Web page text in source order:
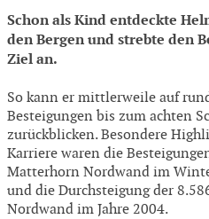
Schon als Kind entdeckte
den Bergen und strebte den
Ziel an.
So kann er mittlerweile auf
Besteigungen bis zum achten
zurückblicken. Besondere
Karriere waren die
Matterhorn Nordwand im
und die Durchsteigung der
Nordwand im Jahre 2004.